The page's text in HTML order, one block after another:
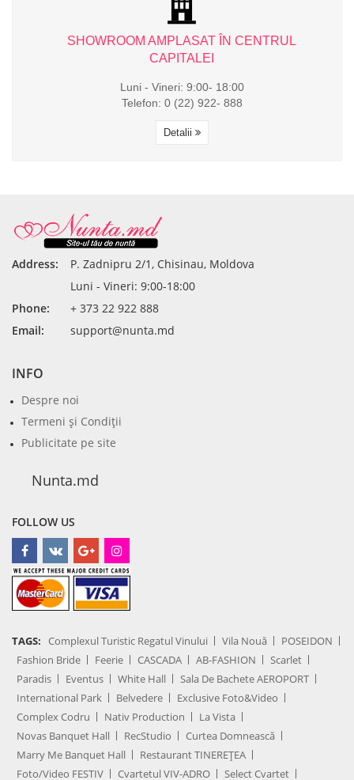
SHOWROOM AMPLASAT ÎN CENTRUL
CAPITALEI
Luni - Vineri: 9:00- 18:00
Telefon: 0 (22) 922- 888
Detalii
Address:
P. Zadnipru 2/1, Chisinau, Moldova
Luni - Vineri: 9:00-18:00
Phone:
+ 373 22 922 888
Email:
support@nunta.md
INFO
Despre noi
Termeni şi Condiţii
Publicitate pe site
Nunta.md
FOLLOW US
TAGS: Complexul Turistic Regatul Vinului Vila Nouă
POSEIDON
Fashion Bride
Feerie CASCADA AB-FASHION
Scarlet
Paradis
Eventus White Hall
Sala De Bachete AEROPORT
International Park
Belvedere
Exclusive Foto&Video
Complex Codru
Nativ Production
La Vista
Novas Banquet Hall
RecStudio
Curtea Domnească
Marry Me Banquet Hall
Restaurant TINEREȚEA
Foto/Video FESTIV
Cvartetul VIV-ADRO Select Cvartet